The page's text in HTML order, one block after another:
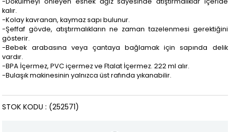
kalır.
-Kolay kavranan, kaymaz sapı bulunur.
-Şeffaf gövde, atıştırmalıkların ne zaman tazelenmesi gerektiğini
gösterir.
-Bebek arabasına veya çantaya bağlamak için sapında delik
vardır.
-BPA İçermez, PVC içermez ve Ftalat İçermez. 222 ml alır.
-Bulaşık makinesinin yalnızca üst rafında yıkanabilir.
(252571)
STOK KODU